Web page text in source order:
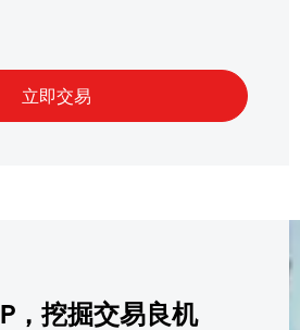
，挖掘交易良机